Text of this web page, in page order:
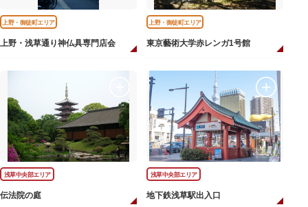
上野・御徒町エリア
上野・浅草通り神仏具専門店会
上野・御徒町エリア
東京藝術大学赤レンガ1号館
浅草中央部エリア
伝法院の庭
浅草中央部エリア
地下鉄浅草駅出入口